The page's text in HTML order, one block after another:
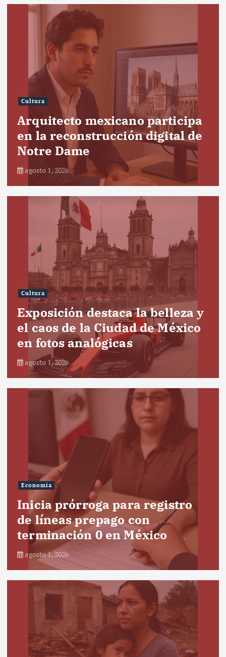
Cultura
Arquitecto mexicano participa
en la reconstrucción digital de
Notre Dame
agosto 1, 2026
Cultura
Exposición destaca la belleza y
el caos de la Ciudad de México
en fotos analógicas
agosto 1, 2026
Economía
Inicia prórroga para registro
de líneas prepago con
terminación 0 en México
agosto 1, 2026